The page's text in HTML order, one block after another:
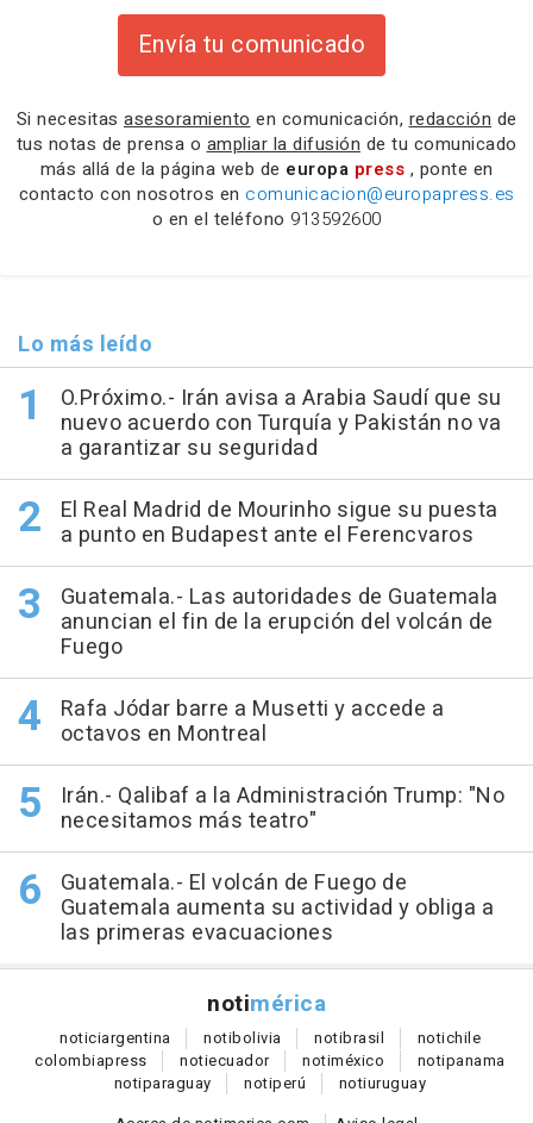
Envía tu comunicado
Si necesitas asesoramiento en comunicación, redacción de
tus notas de prensa o ampliar la difusión de tu comunicado
más allá de la página web de europa press , ponte en
contacto con nosotros en comunicacion@europapress.es
o en el teléfono 913592600
Lo más leído
O.Próximo.- Irán avisa a Arabia Saudí que su
nuevo acuerdo con Turquía y Pakistán no va
a garantizar su seguridad
El Real Madrid de Mourinho sigue su puesta
a punto en Budapest ante el Ferencvaros
Guatemala.- Las autoridades de Guatemala
anuncian el fin de la erupción del volcán de
Fuego
Rafa Jódar barre a Musetti y accede a
octavos en Montreal
Irán.- Qalibaf a la Administración Trump: "No
necesitamos más teatro"
Guatemala.- El volcán de Fuego de
Guatemala aumenta su actividad y obliga a
las primeras evacuaciones
notimérica
noticiargentina notibolivia notibrasil notichile
colombiapress notiecuador notiméxico notipanama
notiparaguay notiperú notiuruguay